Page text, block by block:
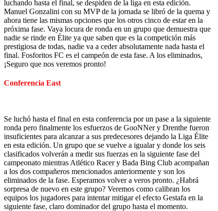
luchando hasta el final, se despiden de la liga en esta edición.
Manuel Gonzalini con su MVP de la jornada se libró de la quema y
ahora tiene las mismas opciones que los otros cinco de estar en la
próxima fase. Vaya locura de ronda en un grupo que demuestra que
nadie se rinde en Élite ya que saben que es la competición más
prestigiosa de todas, nadie va a ceder absolutamente nada hasta el
final. Fosforitos FC es el campeón de esta fase. A los eliminados,
¡Seguro que nos veremos pronto!
Conferencia East
Se luchó hasta el final en esta conferencia por un pase a la siguiente
ronda pero finalmente los esfuerzos de GooNNer y Drenthe fueron
insuficientes para alcanzar a sus predecesores dejando la Liga Élite
en esta edición. Un grupo que se vuelve a igualar y donde los seis
clasificados volverán a medir sus fuerzas en la siguiente fase del
campeonato mientras Atlético Racer y Bada Bing Club acompañan
a los dos compañeros mencionados anteriormente y son los
eliminados de la fase. Esperamos volver a veros pronto. ¿Habrá
sorpresa de nuevo en este grupo? Veremos como calibran los
equipos los jugadores para intentar mitigar el efecto Gestafa en la
siguiente fase, claro dominador del grupo hasta el momento.